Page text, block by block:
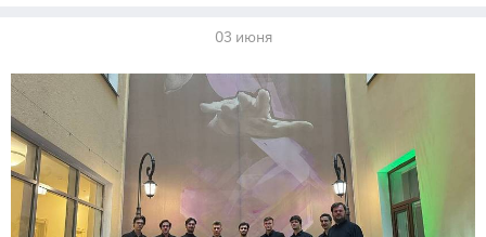
03 июня